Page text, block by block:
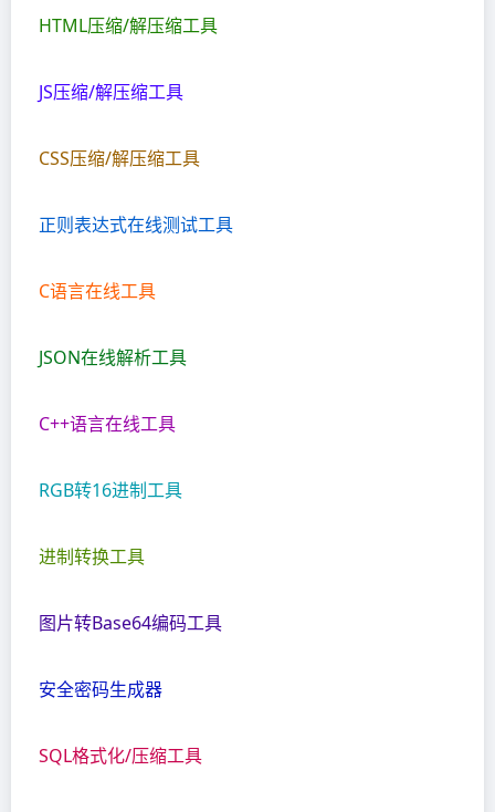
HTML压缩/解压缩工具
JS压缩/解压缩工具
CSS压缩/解压缩工具
正则表达式在线测试工具
C语言在线工具
JSON在线解析工具
C++语言在线工具
RGB转16进制工具
进制转换工具
图片转Base64编码工具
安全密码生成器
SQL格式化/压缩工具